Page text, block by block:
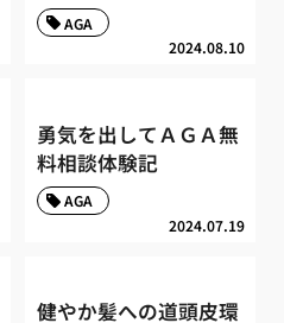
2024.08.10
AGA
勇気を出してＡＧＡ無
料相談体験記
2024.07.19
AGA
健やか髪への道頭皮環